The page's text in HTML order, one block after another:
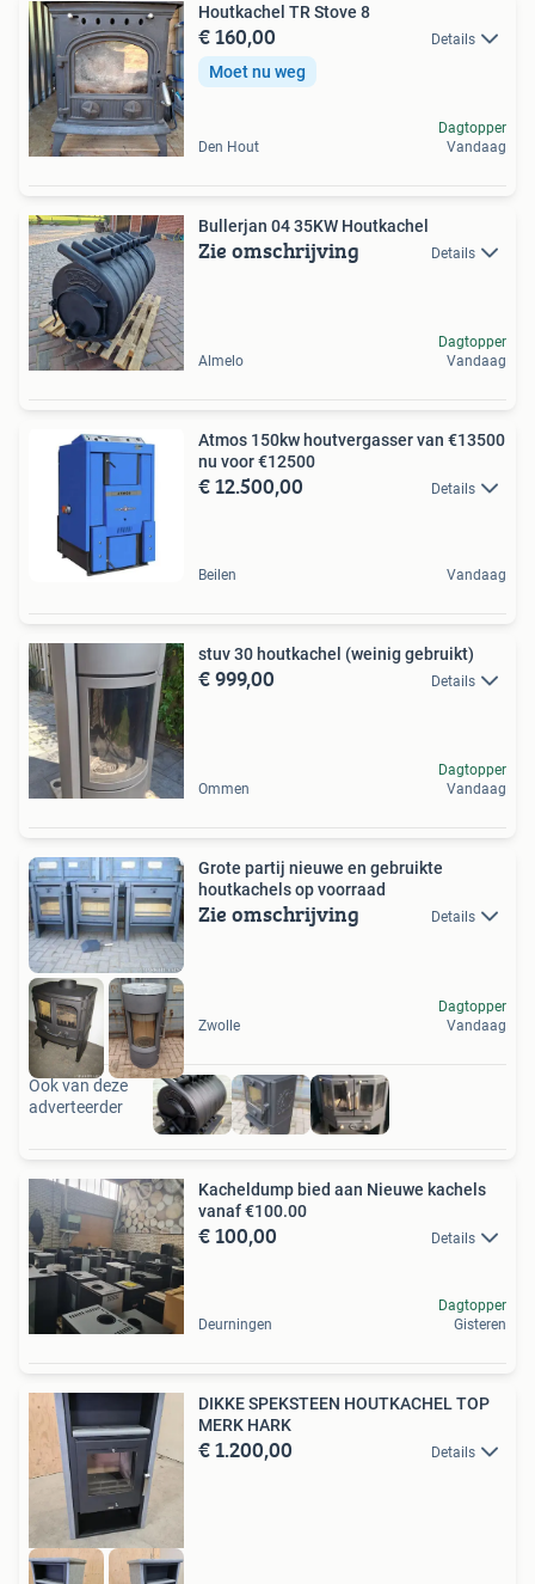
Houtkachel TR Stove 8
€ 160,00 Details
Moet nu weg
Den Hout
Dagtopper
Vandaag
Bullerjan 04 35KW Houtkachel
Zie omschrijving Details
Almelo
Dagtopper
Vandaag
Atmos 150kw houtvergasser van €13500
nu voor €12500
€ 12.500,00 Details
Beilen Vandaag
stuv 30 houtkachel (weinig gebruikt)
€ 999,00 Details
Ommen
Dagtopper
Vandaag
Grote partij nieuwe en gebruikte
houtkachels op voorraad
Zie omschrijving Details
Zwolle
Dagtopper
Vandaag
Ook van deze
adverteerder
Kacheldump bied aan Nieuwe kachels
vanaf €100.00
€ 100,00 Details
Deurningen
Dagtopper
Gisteren
DIKKE SPEKSTEEN HOUTKACHEL TOP
MERK HARK
€ 1.200,00 Details